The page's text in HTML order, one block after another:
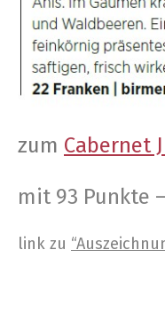
zum Caber­net
mit 93 Punk­te
link zu